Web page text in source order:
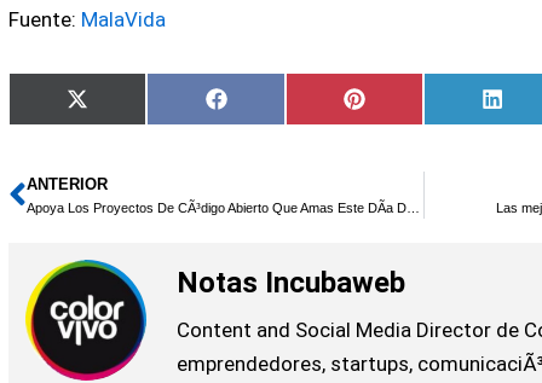
Fuente: MalaVida
Compartir
en
X
(Twitter)
Compartir
en
Facebook
Compartir
en
Pinterest
en
Ant
ANTERIOR
Las
Notas Incubaweb
Content and Social Media Director de
emprendedores, startups,